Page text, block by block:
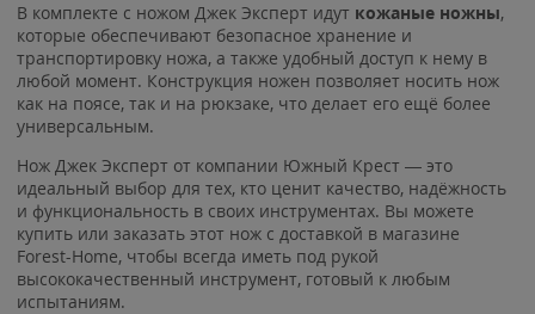
В комплекте с ножом Джек Эксперт идут кожаные ножны,
которые обеспечивают безопасное хранение и
транспортировку ножа, а также удобный доступ к нему в
любой момент. Конструкция ножен позволяет носить нож
как на поясе, так и на рюкзаке, что делает его ещё более
универсальным.
Нож Джек Эксперт от компании Южный Крест — это
идеальный выбор для тех, кто ценит качество, надёжность
и функциональность в своих инструментах. Вы можете
купить или заказать этот нож с доставкой в магазине
Forest-Home, чтобы всегда иметь под рукой
высококачественный инструмент, готовый к любым
испытаниям.